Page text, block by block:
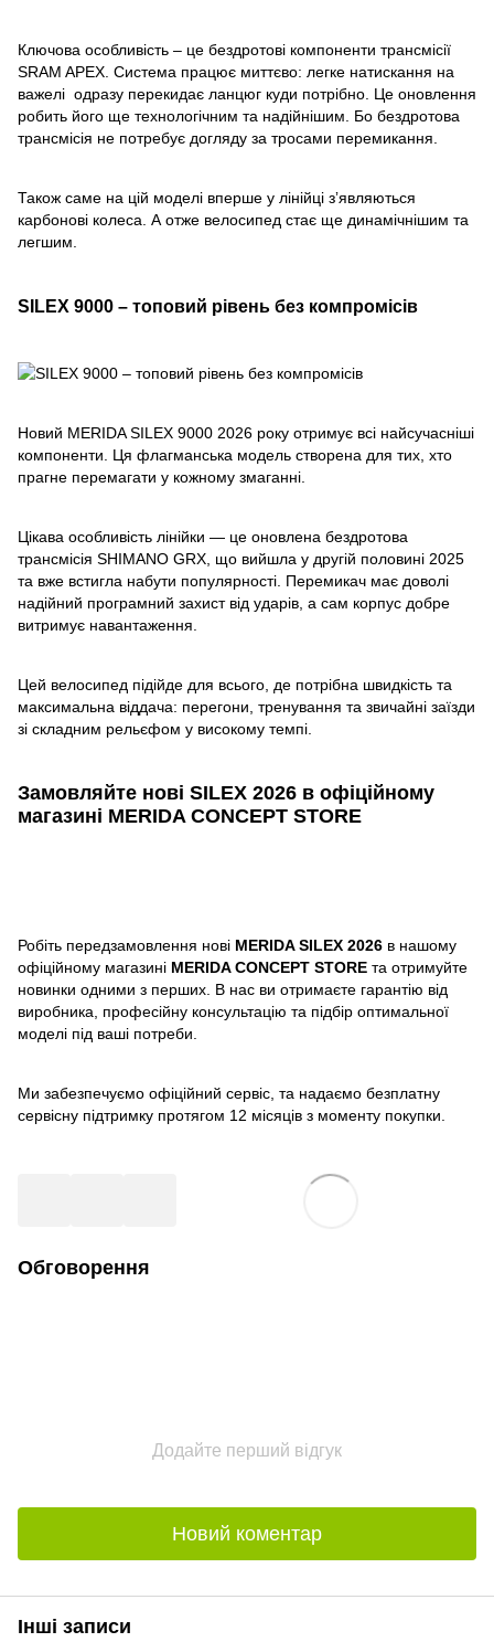
Ключова особливість – це бездротові компоненти трансмісії
SRAM APEX. Система працює миттєво: легке натискання на
важелі одразу перекидає ланцюг куди потрібно. Це оновлення
робить його ще технологічним та надійнішим. Бо бездротова
трансмісія не потребує догляду за тросами перемикання.
Також саме на цій моделі вперше у лінійці зʼявляються
карбонові колеса. А отже велосипед стає ще динамічнішим та
легшим.
SILEX 9000 – топовий рівень без компромісів
Новий MERIDA SILEX 9000 2026 року отримує всі найсучасніші
компоненти. Ця флагманська модель створена для тих, хто
прагне перемагати у кожному змаганні.
Цікава особливість лінійки — це оновлена бездротова
трансмісія SHIMANO GRX, що вийшла у другій половині 2025
та вже встигла набути популярності. Перемикач має доволі
надійний програмний захист від ударів, а сам корпус добре
витримує навантаження.
Цей велосипед підійде для всього, де потрібна швидкість та
максимальна віддача: перегони, тренування та звичайні заїзди
зі складним рельєфом у високому темпі.
Замовляйте нові SILEX 2026 в офіційному
магазині MERIDA CONCEPT STORE
Робіть передзамовлення нові MERIDA SILEX 2026 в нашому
офіційному магазині MERIDA CONCEPT STORE та отримуйте
новинки одними з перших. В нас ви отримаєте гарантію від
виробника, професійну консультацію та підбір оптимальної
моделі під ваші потреби.
Ми забезпечуємо офіційний сервіс, та надаємо безплатну
сервісну підтримку протягом 12 місяців з моменту покупки.
Обговорення
Додайте перший відгук
Новий коментар
Інші записи